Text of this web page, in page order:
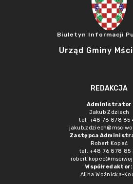
Biuletyn Informacji
Urząd Gminy
REDAKCJA
Administrator
Jakub Zdziech
tel. +48 76 878 85
Zastępca
Robert Kopeć
tel. +48 76 878 85
Współredaktor:
Alina Woźnicka-